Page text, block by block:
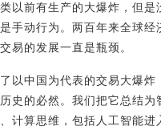
以前有生产的大爆炸，但是
手动行为。两百年来全球经
易的发展一直是瓶颈。
以中国为代表的交易大爆炸
史的必然。我们把它总结为
计算思维，包括人工智能进